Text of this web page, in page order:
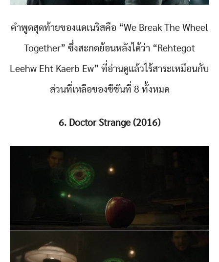
คำพูดสุดท้ายของแดเนริสคือ “We Break The Wheel
Together” ซึ่งสะกดย้อนหลังได้ว่า “Rehtegot
Leehw Eht Kaerb Ew” ที่อ่านดูแล้วไร้สาระเหมือนกับ
ส่วนที่เหลือของซีซันที่ 8 ทั้งหมด
6. Doctor Strange (2016)